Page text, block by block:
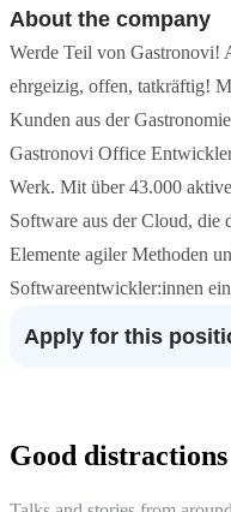
About the company
Werde Teil von Gastronovi!
ehrgeizig, offen, tatkräftig!
Kunden aus der
Gastronovi Office
Werk. Mit über 43.000
Software aus der Cloud,
Elemente agiler Methoden
Softwareentwickler:innen
Apply for this
Good distractions